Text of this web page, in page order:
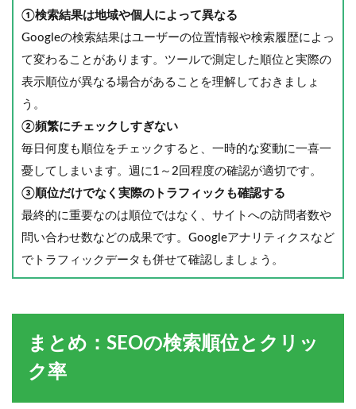
①検索結果は地域や個人によって異なる
Googleの検索結果はユーザーの位置情報や検索履歴によっ
て変わることがあります。ツールで測定した順位と実際の
表示順位が異なる場合があることを理解しておきましょ
う。
②頻繁にチェックしすぎない
毎日何度も順位をチェックすると、一時的な変動に一喜一
憂してしまいます。週に1～2回程度の確認が適切です。
③順位だけでなく実際のトラフィックも確認する
最終的に重要なのは順位ではなく、サイトへの訪問者数や
問い合わせ数などの成果です。Googleアナリティクスなど
でトラフィックデータも併せて確認しましょう。
まとめ：SEOの検索順位とクリッ
ク率